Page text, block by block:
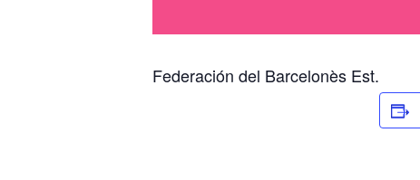
Federación del Barcelonès Est.